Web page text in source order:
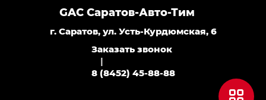
GAC Саратов-Авто-Тим
г. Саратов, ул. Усть-Курдюмская, 6
Заказать звонок
|
8 (8452) 45-88-88